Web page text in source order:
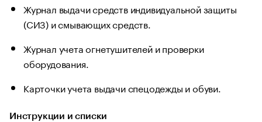
Журнал выдачи средств индивидуальной защиты
(СИЗ) и смывающих средств.
Журнал учета огнетушителей и проверки
оборудования.
Карточки учета выдачи спецодежды и обуви.
Инструкции и списки